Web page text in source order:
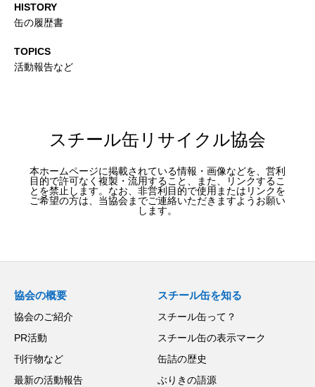
HISTORY
缶の履歴書
TOPICS
活動報告など
スチール缶リサイクル協会
本ホームページに掲載されている情報・画像などを、営利
目的で許可なく複製・流用すること、また、リンクするこ
とを禁止します。なお、非営利目的で使用またはリンクを
ご希望の方は、当協会までご連絡いただきますようお願い
します。
協会の概要
協会のご紹介
PR活動
刊行物など
最新の活動報告
スチール缶を知る
スチール缶って？
スチール缶の表示マーク
缶詰の歴史
ぶりきの語源